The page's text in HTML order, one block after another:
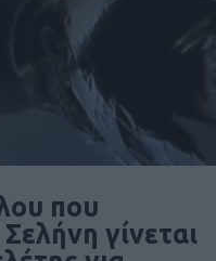
που
γίνεται